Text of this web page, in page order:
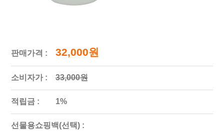
판매가격 : 32,000원
소비자가 : 33,000원
적립금 : 1%
선물용쇼핑백(선택) :